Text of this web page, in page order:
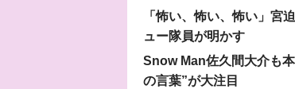
「怖い、怖い、怖い」
ュー隊員が明かす
Snow Man佐久間大介も
の言葉”が大注目